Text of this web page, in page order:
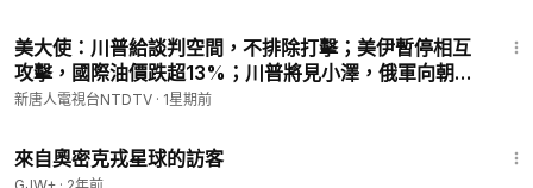
美大使：川普給談判空間，不排除打擊；美伊暫停相互
攻擊，國際油價跌超13%；川普將見小澤，俄軍向朝鮮
求增兵3萬；太子集團頭目被批捕，新增2項罪名【早間
新唐人電視台NTDTV · 1星期前
來自奧密克戎星球的訪客